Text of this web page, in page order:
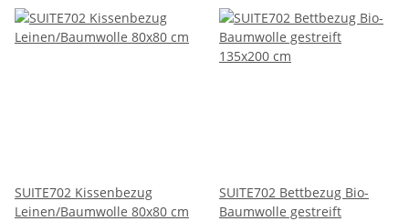
SUITE702 Kissenbezug
Leinen/Baumwolle 80x80 cm
SUITE702 Bettbezug Bio-
Baumwolle gestreift